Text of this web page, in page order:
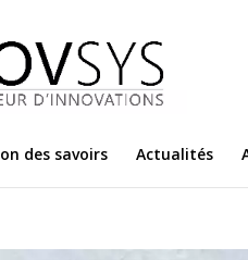
des savoirs Actualités